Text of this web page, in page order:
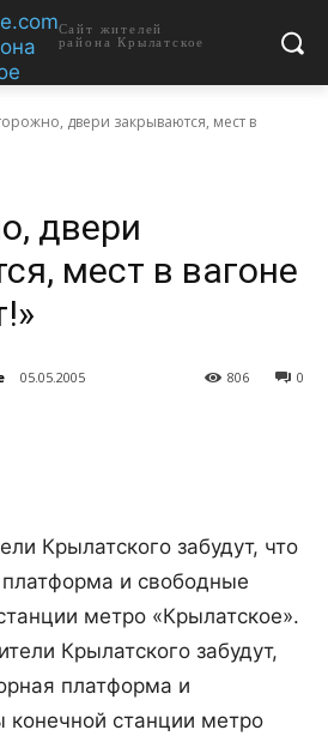
Сайт жителей
района Крылатское
двери закрываются, мест в
двери
мест в вагоне
05.05.2005 0
806
Крылатского забудут, что
и свободные
метро «Крылатское».
Крылатского забудут,
платформа и
конечной станции метро